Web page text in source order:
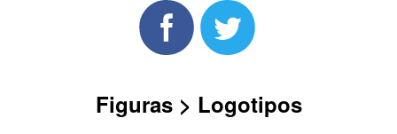
Figuras > Logotipos